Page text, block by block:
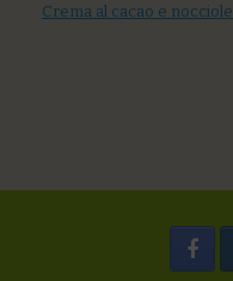
Crema al cacao e nocciole